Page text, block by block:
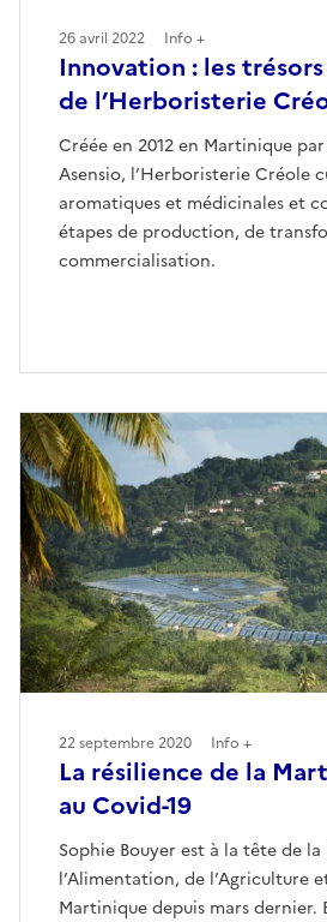
Innovation : les
de l’Herboristerie
Créée en 2012 en Martinique
Asensio, l’Herboristerie Créole
aromatiques et médicinales et
étapes de production, de
commercialisation.
26 avril 2022 Info +
La résilience de la
au Covid-19
Sophie Bouyer est à la tête de
l’Alimentation, de l’Agriculture
Martinique depuis mars dernier.
22 septembre 2020 Info +